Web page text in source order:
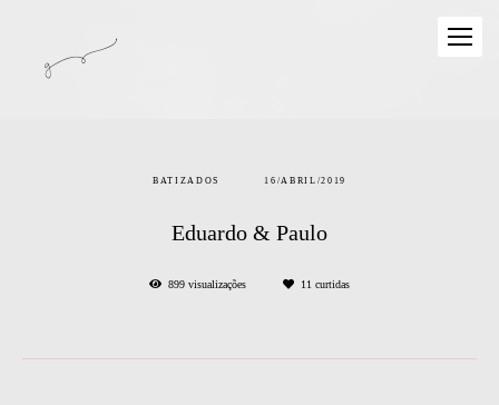
BATIZADOS 16/ABRIL/2019
Eduardo & Paulo
899 visualizações 11 curtidas